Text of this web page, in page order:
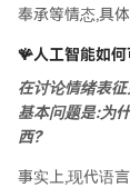
奉承等情态,具
🪸人工智能如
在讨论情绪表
基本问题是:为
西?
事实上,现代语